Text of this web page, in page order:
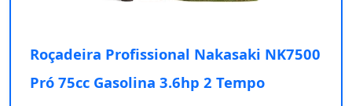
Roçadeira Profissional Nakasaki NK7500
Pró 75cc Gasolina 3.6hp 2 Tempo